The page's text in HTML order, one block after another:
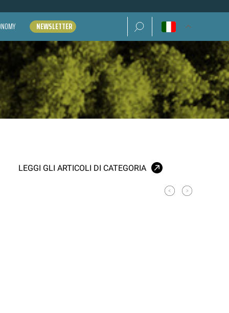
NEWSLETTER Ricerca per:
LEGGI GLI ARTICOLI DI CATEGORIA